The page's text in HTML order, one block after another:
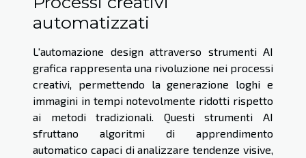
automatizzati
L'automazione design attraverso strumenti AI
grafica rappresenta una rivoluzione nei processi
creativi, permettendo la generazione loghi e
immagini in tempi notevolmente ridotti rispetto
ai metodi tradizionali. Questi strumenti AI
sfruttano algoritmi di apprendimento
automatico capaci di analizzare tendenze visive,